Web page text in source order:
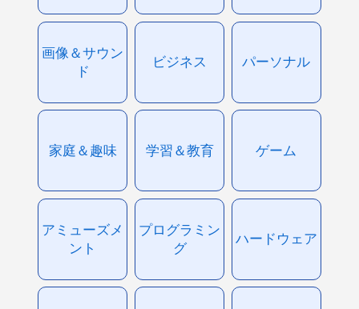
画像＆サウン
ド
ビジネス パーソナル
家庭＆趣味 学習＆教育 ゲーム
アミューズメ
ント
プログラミン
グ
ハードウェア